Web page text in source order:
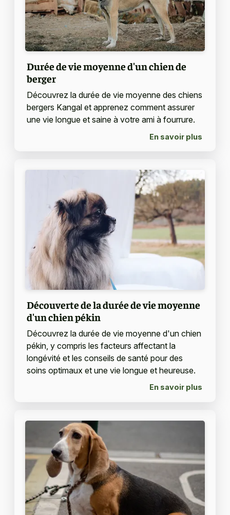
Durée de vie moyenne d'un chien de
berger
Découvrez la durée de vie moyenne des chiens
bergers Kangal et apprenez comment assurer
une vie longue et saine à votre ami à fourrure.
En savoir plus
Découverte de la durée de vie moyenne
d'un chien pékin
Découvrez la durée de vie moyenne d'un chien
pékin, y compris les facteurs affectant la
longévité et les conseils de santé pour des
soins optimaux et une vie longue et heureuse.
En savoir plus